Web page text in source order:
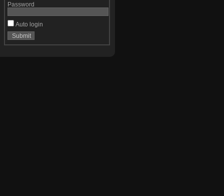
Password
Auto login